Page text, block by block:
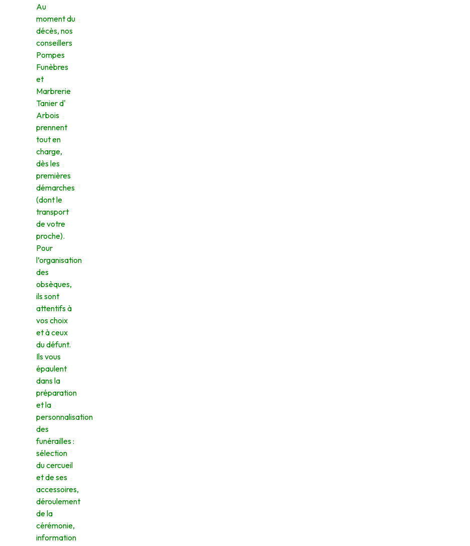
Au
moment du
décès, nos
conseillers
Pompes
Funèbres
et
Marbrerie
Tanier d'
Arbois
prennent
tout en
charge,
dès les
premières
démarches
(dont le
transport
de votre
proche).
Pour
l’organisation
des
obsèques,
ils sont
attentifs à
vos choix
et à ceux
du défunt.
Ils vous
épaulent
dans la
préparation
et la
personnalisation
des
funérailles :
sélection
du cercueil
et de ses
accessoires,
déroulement
de la
cérémonie,
information